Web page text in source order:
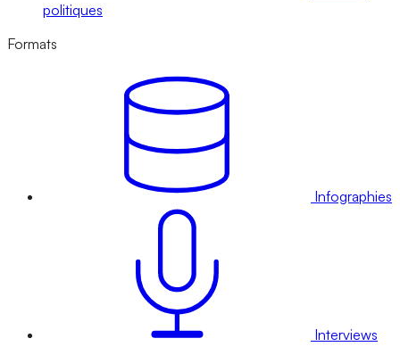
politiques
Formats
Infographies
Interviews